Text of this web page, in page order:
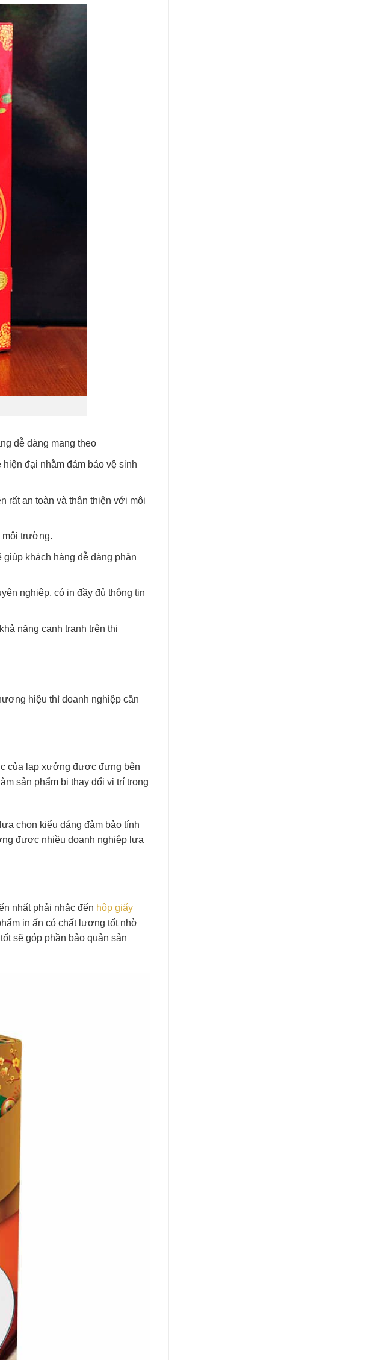
dễ dàng mang theo
đại nhằm đảm bảo vệ sinh
rất an toàn và thân thiện với môi
môi trường.
khách hàng dễ dàng phân
nghiệp, có in đầy đủ thông tin
năng cạnh tranh trên thị
hiệu thì doanh nghiệp cần
của lạp xưởng được đựng bên
sản phẩm bị thay đổi vị trí trong
chọn kiểu dáng đảm bảo tính
được nhiều doanh nghiệp lựa
nhất phải nhắc đến hộp giấy
in ấn có chất lượng tốt nhờ
sẽ góp phần bảo quản sản